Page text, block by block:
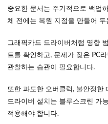
중요한 문서는 주기적으로 백업
체 전에는 복원 지점을 만들어 두
그래픽카드 드라이버처럼 영향
트를 확인하고, 문제가 잦은 PC
관찰하는 습관이 필요합니다.
또한 과도한 오버클럭, 불안정한
드라이버 설치는 블루스크린 가
적용해야 합니다.